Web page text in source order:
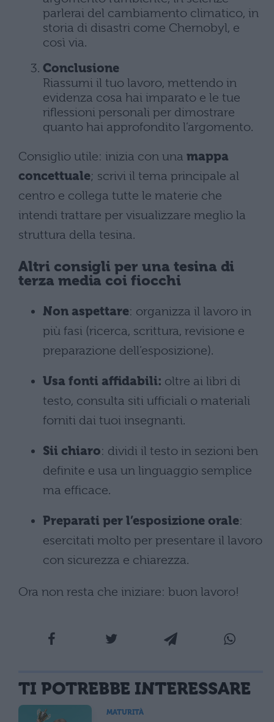
parlerai del cambiamento climatico, in
storia di disastri come Chernobyl, e
così via.
Conclusione
Riassumi il tuo lavoro, mettendo in
evidenza cosa hai imparato e le tue
riflessioni personali per dimostrare
quanto hai approfondito l’argomento.
Consiglio utile: inizia con una mappa
concettuale; scrivi il tema principale al
centro e collega tutte le materie che
intendi trattare per visualizzare meglio la
struttura della tesina.
Altri consigli per una tesina di
terza media coi fiocchi
Non aspettare: organizza il lavoro in
più fasi (ricerca, scrittura, revisione e
preparazione dell’esposizione).
Usa fonti affidabili: oltre ai libri di
testo, consulta siti ufficiali o materiali
forniti dai tuoi insegnanti.
Sii chiaro: dividi il testo in sezioni ben
definite e usa un linguaggio semplice
ma efficace.
Preparati per l’esposizione orale:
esercitati molto per presentare il lavoro
con sicurezza e chiarezza.
Ora non resta che iniziare: buon lavoro!
TI POTREBBE INTERESSARE
MATURITÀ